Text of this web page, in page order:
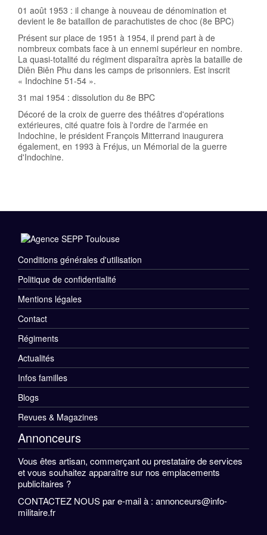
01 août 1953 : il change à nouveau de dénomination et
devient le 8e bataillon de parachutistes de choc (8e BPC)
Présent sur place de 1951 à 1954, il prend part à de
nombreux combats face à un ennemi supérieur en nombre.
La quasi-totalité du régiment disparaîtra après la bataille de
Diên Biên Phu dans les camps de prisonniers. Est inscrit
« Indochine 51-54 ».
31 mai 1954 : dissolution du 8e BPC
Décoré de la croix de guerre des théâtres d'opérations
extérieures, cité quatre fois à l'ordre de l'armée en
Indochine, le président François Mitterrand inaugurera
également, en 1993 à Fréjus, un Mémorial de la guerre
d'Indochine.
Menu
Rubriques
Pied
de
page
Conditions générales d'utilisation
Politique de confidentialité
Mentions légales
Contact
Menu
Divers
Pied
de
page
Régiments
Actualités
Infos familles
Blogs
Revues & Magazines
Annonceurs
Vous êtes artisan, commerçant ou prestataire de services
et vous souhaitez apparaître sur nos emplacements
publicitaires ?
CONTACTEZ NOUSpar e-mail à : annonceurs@info-
militaire.fr